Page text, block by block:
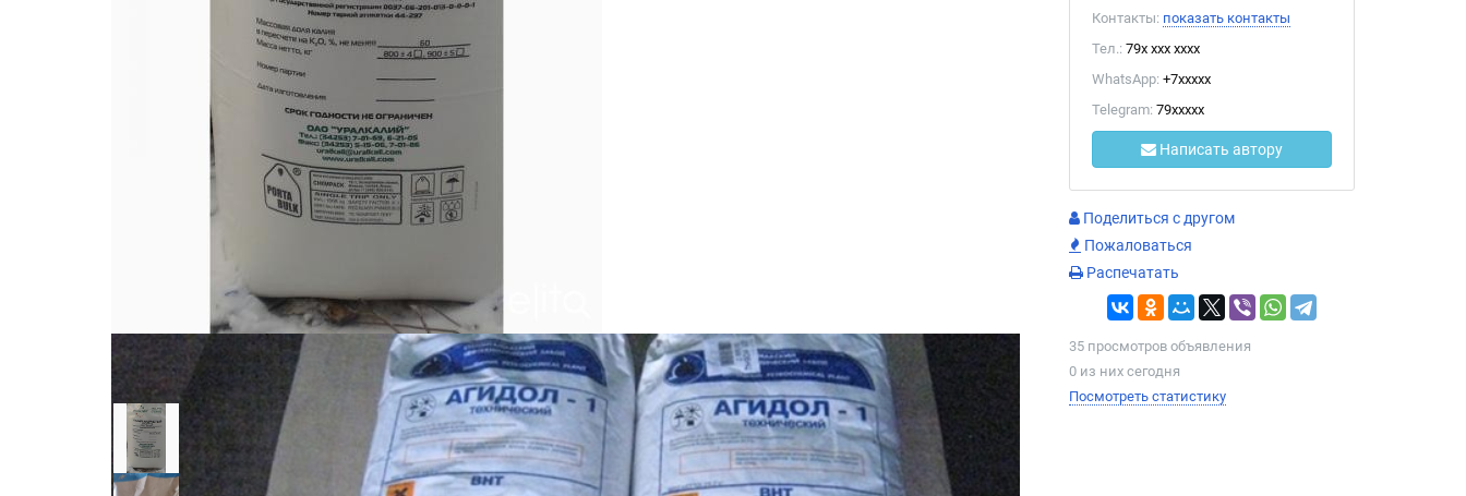
Контакты: показать контакты
Тел.: 79x xxx xxxx
WhatsApp: +7xxxxx
Telegram: 79xxxxx
Написать автору
Поделиться с другом
Пожаловаться
Распечатать
35 просмотров объявления
0 из них сегодня
Посмотреть статистику